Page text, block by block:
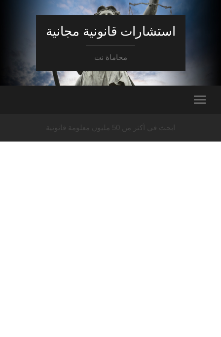
استشارات قانونية مجانية
محاماة نت
ابحث في أكثر من 50 مليون معلومة قانونية